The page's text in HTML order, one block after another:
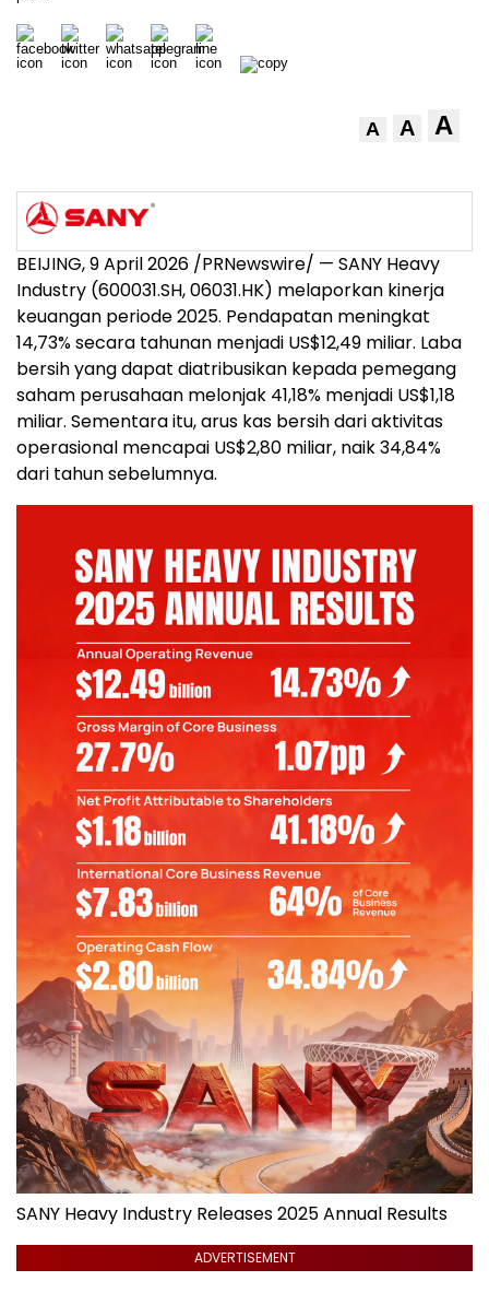
A A A
BEIJING, 9 April 2026 /PRNewswire/ — SANY Heavy
Industry (600031.SH, 06031.HK) melaporkan kinerja
keuangan periode 2025. Pendapatan meningkat
14,73% secara tahunan menjadi US$12,49 miliar. Laba
bersih yang dapat diatribusikan kepada pemegang
saham perusahaan melonjak 41,18% menjadi US$1,18
miliar. Sementara itu, arus kas bersih dari aktivitas
operasional mencapai US$2,80 miliar, naik 34,84%
dari tahun sebelumnya.
SANY Heavy Industry Releases 2025 Annual Results
ADVERTISEMENT